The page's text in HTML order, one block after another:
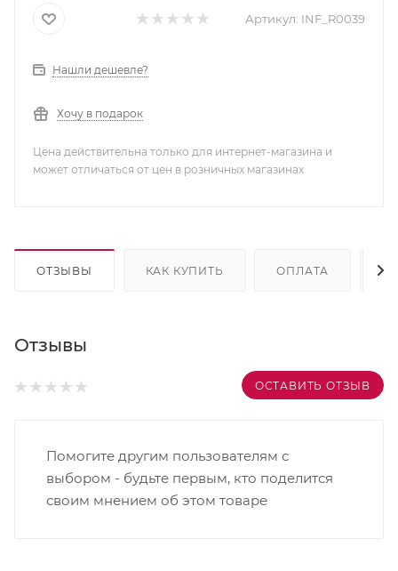
Артикул: INF_R0039
Нашли дешевле?
Хочу в подарок
Цена действительна только для интернет-магазина и
может отличаться от цен в розничных магазинах
ОТЗЫВЫ КАК КУПИТЬ ОПЛАТА
Отзывы
ОСТАВИТЬ ОТЗЫВ
Помогите другим пользователям с
выбором - будьте первым, кто поделится
своим мнением об этом товаре